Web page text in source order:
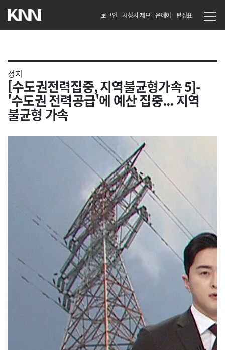
로그인 시청자 제보 온에어 편성표
정치
[수도권전력집중, 지역불균형가속 5]-
'수도권 전력공급'에 예산 집중... 지역
불균형 가속